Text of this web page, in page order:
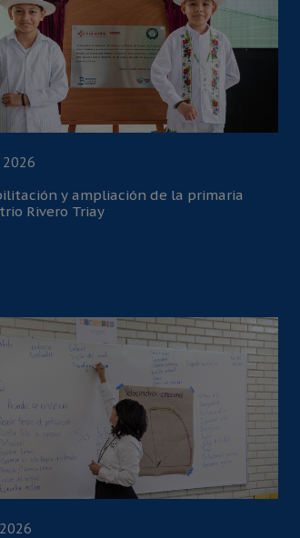
2026
y ampliación de la primaria
Rivero Triay